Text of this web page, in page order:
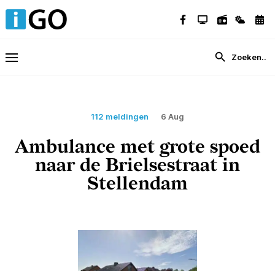
112 meldingen 6 Aug
Ambulance met grote spoed
naar de Brielsestraat in
Stellendam